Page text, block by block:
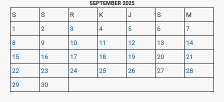
O
a
r
a
g
a
r
i
m
a
r
y
S
SEPTEMBER 2025
S S R K J S
M
1
2 3 4 5 6
7
8
9 10 11 12 13
14
15
16 17 18 19 20
21
22
23 24 25 26 27
28
29
30